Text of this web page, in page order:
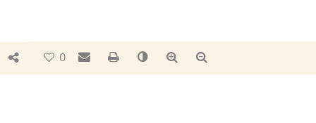
Bouton de partage
0 Envoyer par e-mail
ImprimerChanger le contraste
Agrandir le texte